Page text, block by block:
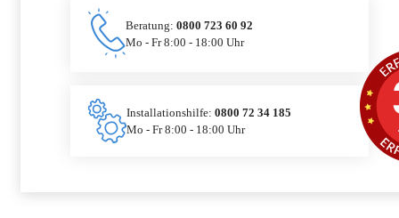
Beratung: 0800 723 60 92
Mo - Fr 8:00 - 18:00 Uhr
Installationshilfe: 0800 72 34 185
Mo - Fr 8:00 - 18:00 Uhr